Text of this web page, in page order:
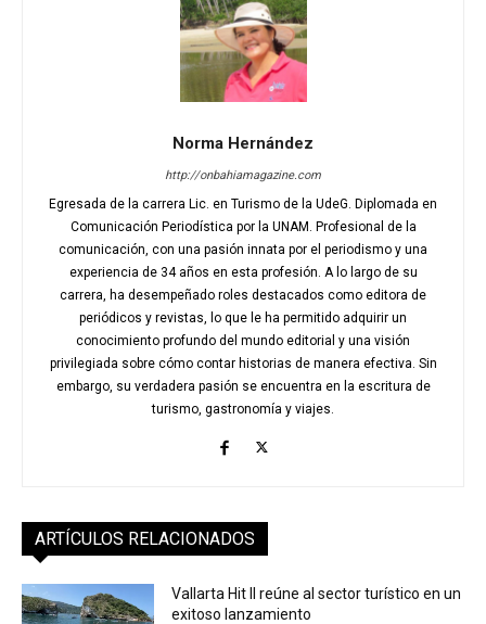
Norma Hernández
http://onbahiamagazine.com
Egresada de la carrera Lic. en Turismo de la UdeG. Diplomada en
Comunicación Periodística por la UNAM. Profesional de la
comunicación, con una pasión innata por el periodismo y una
experiencia de 34 años en esta profesión. A lo largo de su
carrera, ha desempeñado roles destacados como editora de
periódicos y revistas, lo que le ha permitido adquirir un
conocimiento profundo del mundo editorial y una visión
privilegiada sobre cómo contar historias de manera efectiva. Sin
embargo, su verdadera pasión se encuentra en la escritura de
turismo, gastronomía y viajes.
ARTÍCULOS RELACIONADOS
Vallarta Hit II reúne al sector turístico en un
exitoso lanzamiento